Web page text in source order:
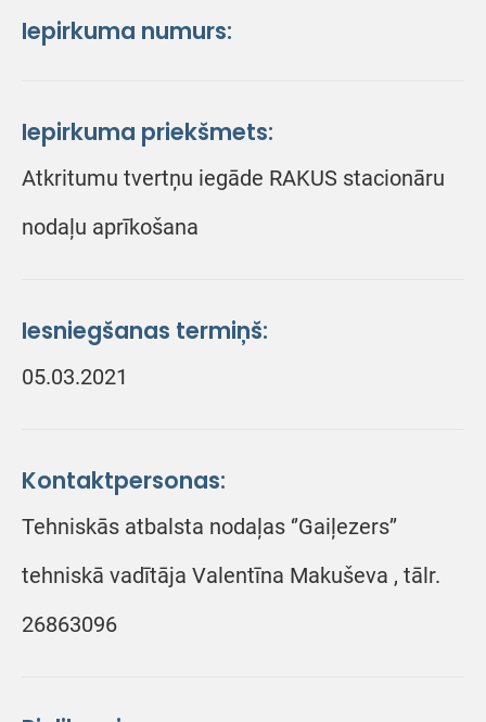
Iepirkuma numurs:
Iepirkuma priekšmets:
Atkritumu tvertņu iegāde RAKUS stacionāru
nodaļu aprīkošana
Iesniegšanas termiņš:
05.03.2021
Kontaktpersonas:
Tehniskās atbalsta nodaļas ‘’Gaiļezers’’
tehniskā vadītāja Valentīna Makuševa , tālr.
26863096